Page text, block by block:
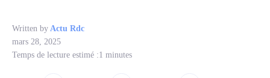
Written by Actu Rdc
mars 28, 2025
Temps de lecture estimé :1 minutes